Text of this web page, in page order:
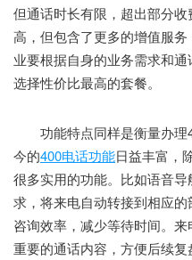
但通话时长有限，超出部分
高，但包含了更多的增值服务
业要根据自身的业务需求和
选择性价比最高的套餐。
功能特点同样是衡量办理
今的400电话功能日益丰富，
很多实用的功能。比如语音
求，将来电自动转接到相应
咨询效率，减少等待时间。
重要的通话内容，方便后续